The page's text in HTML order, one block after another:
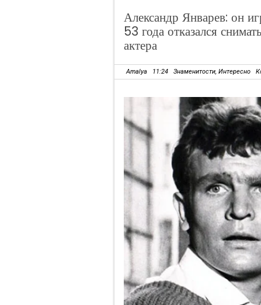
Александр Январев: он
53 года отказался
актера
Amalya 11:24 Знаменитости, Интересно